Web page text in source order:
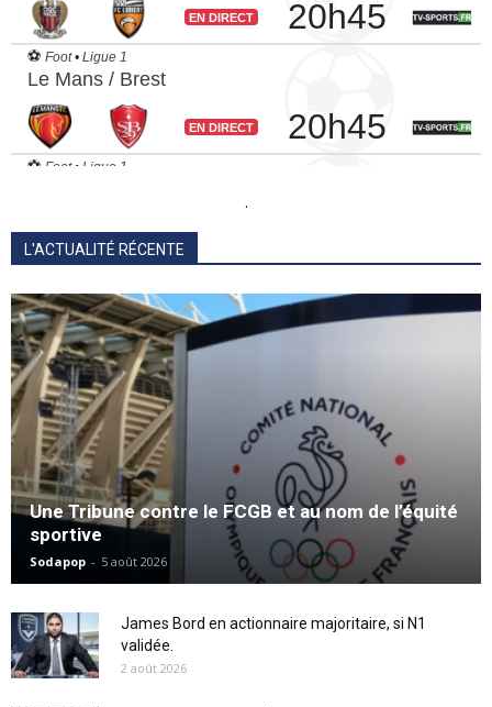
.
L'ACTUALITÉ RÉCENTE
Une Tribune contre le FCGB et au nom de l’équité
sportive
Sodapop - 5 août 2026
James Bord en actionnaire majoritaire, si N1
validée.
2 août 2026